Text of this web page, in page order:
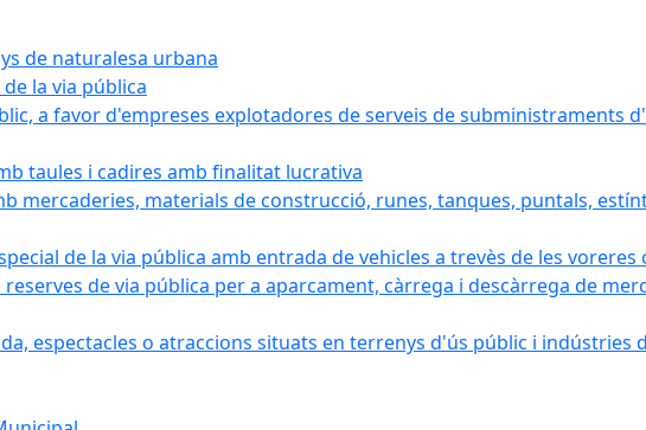
de naturalesa urbana
la via pública
a favor d'empreses explotadores de serveis de subministraments
taules i cadires amb finalitat lucrativa
mercaderies, materials de construcció, runes, tanques, puntals,
de la via pública amb entrada de vehicles a trevès de les voreres
de via pública per a aparcament, càrrega i descàrrega de
espectacles o atraccions situats en terrenys d'ús públic i indústries